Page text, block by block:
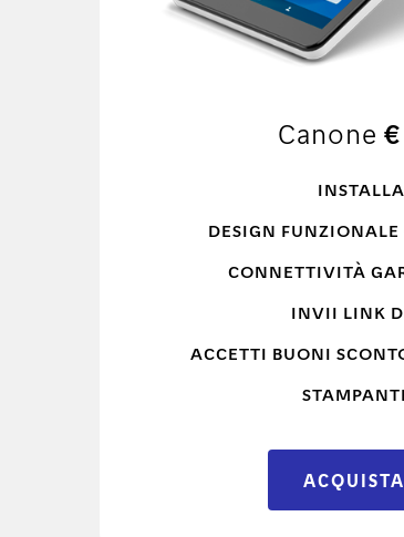
Canone
DESIGN
CONNETTIVITÀ
INVII LINK
ACCETTI BUONI